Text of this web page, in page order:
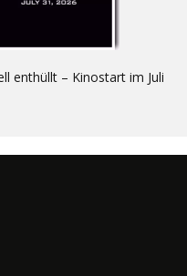
enthüllt – Kinostart im Juli